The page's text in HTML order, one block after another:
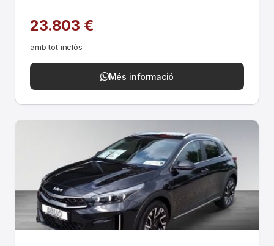
23.803 €
amb tot inclòs
Més informació